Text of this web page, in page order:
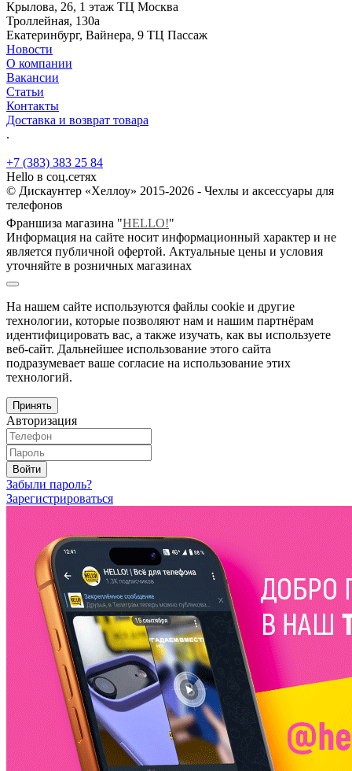
Крылова, 26, 1 этаж ТЦ Москва
Троллейная, 130а
Екатеринбург, Вайнера, 9 ТЦ Пассаж
Новости
О компании
Вакансии
Статьи
Контакты
Доставка и возврат товара
.
+7 (383) 383 25 84
Hello в соц.сетях
© Дискаунтер «Хеллоу» 2015-2026 - Чехлы и аксессуары для
телефонов
Франшиза магазина "HELLO!"
Информация на сайте носит информационный характер и не
является публичной офертой. Актуальные цены и условия
уточняйте в розничных магазинах
На нашем сайте используются файлы cookie и другие
технологии, которые позволяют нам и нашим партнёрам
идентифицировать вас, а также изучать, как вы используете
веб-сайт. Дальнейшее использование этого сайта
подразумевает ваше согласие на использование этих
технологий.
Принять
Авторизация
Войти
Забыли пароль?
Зарегистрироваться